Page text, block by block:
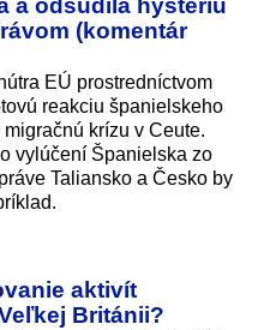
(komentár
EÚ prostredníctvom
reakciu španielskeho
krízu v Ceute.
vylúčení Španielska zo
Taliansko a Česko by
aktivít
Británii?